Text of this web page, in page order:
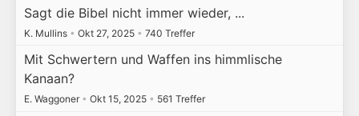
Sagt die Bibel nicht immer wieder, ...
K. Mullins • Okt 27, 2025 • 740 Treffer
Mit Schwertern und Waffen ins himmlische
Kanaan?
E. Waggoner • Okt 15, 2025 • 561 Treffer